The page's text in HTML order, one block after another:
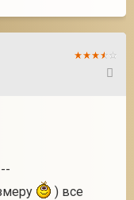
) все